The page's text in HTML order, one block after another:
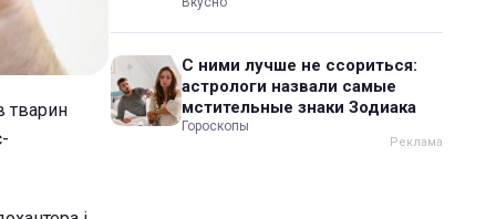
тварин
С ними лучше не ссориться:
астрологи назвали самые
мстительные знаки Зодиака
Гороскопы